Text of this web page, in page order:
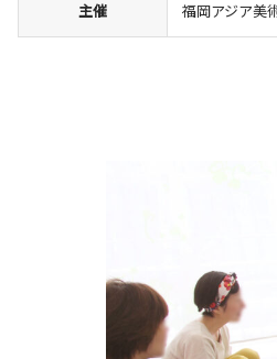
主催 福岡アジア美